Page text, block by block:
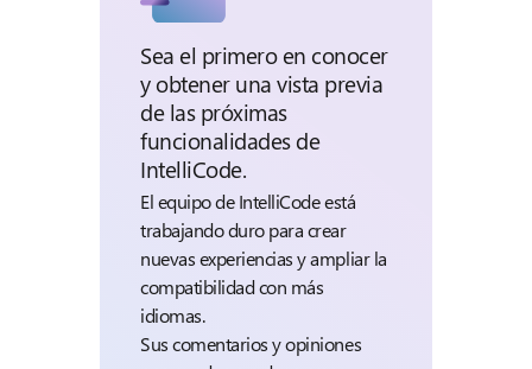
Sea el primero en conocer
y obtener una vista previa
de las próximas
funcionalidades de
IntelliCode.
El equipo de IntelliCode está
trabajando duro para crear
nuevas experiencias y ampliar la
compatibilidad con más
idiomas.
Sus comentarios y opiniones